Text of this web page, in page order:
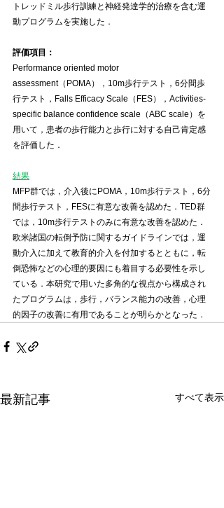
トレッドミル歩行訓練と神経発達学的治療を含む運
動プログラムを実施した．
評価項目：
Performance oriented motor
assessment（POMA），10m歩行テスト，6分間歩
行テスト，Falls Efficacy Scale（FES），Activities-
specific balance confidence scale（ABC scale）を
用いて，患者の歩行能力と歩行に対する自己肯定感
を評価した．
結果
MFP群では，介入後にPOMA，10m歩行テスト，6分
間歩行テスト，FESに有意な改善を認めた．TED群
では，10m歩行テストのみに有意な改善を認めた．
欧米諸国の転倒予防に関するガイドラインでは，運
動介入に加えて教育的介入を付加するとともに，転
倒恐怖などの心理的要因にも着目する必要性を示し
ている．本研究で用いた多角的な視点から構成され
たプログラムは，歩行，バランス能力の改善，心理
的因子の改善に有用であることが明らかとなった．
最新記事 すべて表示